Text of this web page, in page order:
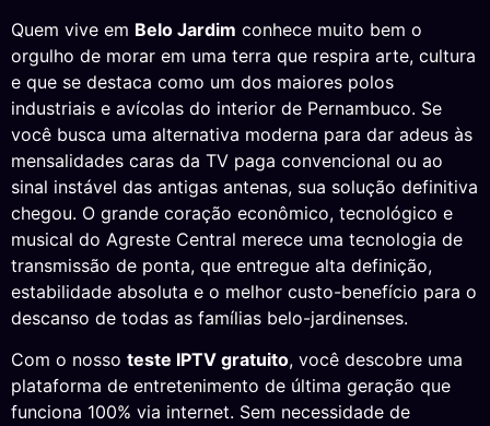
Quem vive em Belo Jardim conhece muito bem o
orgulho de morar em uma terra que respira arte, cultura
e que se destaca como um dos maiores polos
industriais e avícolas do interior de Pernambuco. Se
você busca uma alternativa moderna para dar adeus às
mensalidades caras da TV paga convencional ou ao
sinal instável das antigas antenas, sua solução definitiva
chegou. O grande coração econômico, tecnológico e
musical do Agreste Central merece uma tecnologia de
transmissão de ponta, que entregue alta definição,
estabilidade absoluta e o melhor custo-benefício para o
descanso de todas as famílias belo-jardinenses.
Com o nosso teste IPTV gratuito, você descobre uma
plataforma de entretenimento de última geração que
funciona 100% via internet. Sem necessidade de